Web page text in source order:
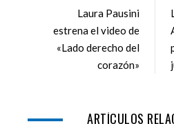
Laura Pausini
estrena el video de
«Lado derecho del
corazón»
ARTÍCULOS